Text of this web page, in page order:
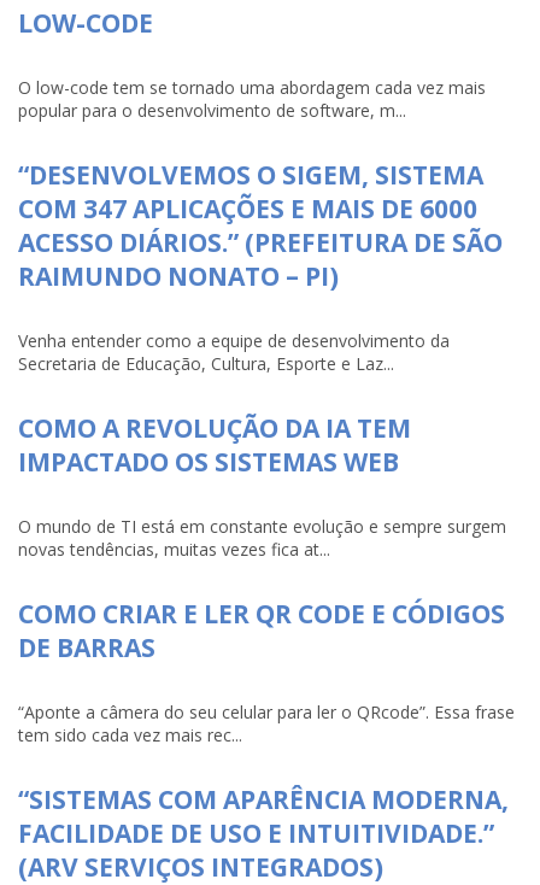
LOW-CODE
O low-code tem se tornado uma abordagem cada vez mais
popular para o desenvolvimento de software, m...
“DESENVOLVEMOS O SIGEM, SISTEMA
COM 347 APLICAÇÕES E MAIS DE 6000
ACESSO DIÁRIOS.” (PREFEITURA DE SÃO
RAIMUNDO NONATO – PI)
Venha entender como a equipe de desenvolvimento da
Secretaria de Educação, Cultura, Esporte e Laz...
COMO A REVOLUÇÃO DA IA TEM
IMPACTADO OS SISTEMAS WEB
O mundo de TI está em constante evolução e sempre surgem
novas tendências, muitas vezes fica at...
COMO CRIAR E LER QR CODE E CÓDIGOS
DE BARRAS
“Aponte a câmera do seu celular para ler o QRcode”. Essa frase
tem sido cada vez mais rec...
“SISTEMAS COM APARÊNCIA MODERNA,
FACILIDADE DE USO E INTUITIVIDADE.”
(ARV SERVIÇOS INTEGRADOS)